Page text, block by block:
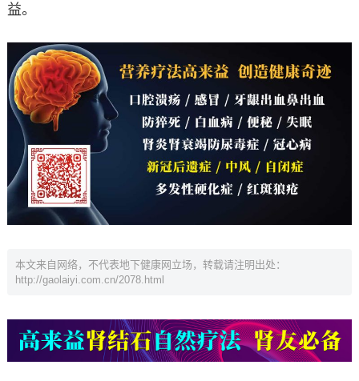
益。
本文来自网络，不代表地下健康网立场，转载请注明出处：
http://gaolaiyi.com.cn/2078.html